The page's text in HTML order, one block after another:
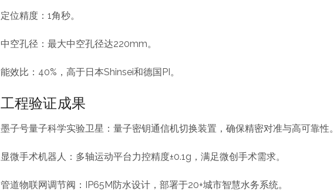
定位精度：1角秒。
中空孔径：最大中空孔径达220mm。
能效比：40%，高于日本Shinsei和德国PI。
工程验证成果
墨子号量子科学实验卫星：量子密钥通信机切换装置，确保精密对准与高可靠性。
显微手术机器人：多轴运动平台力控精度±0.1g，满足微创手术需求。
管道物联网调节阀：IP65M防水设计，部署于20+城市智慧水务系统。